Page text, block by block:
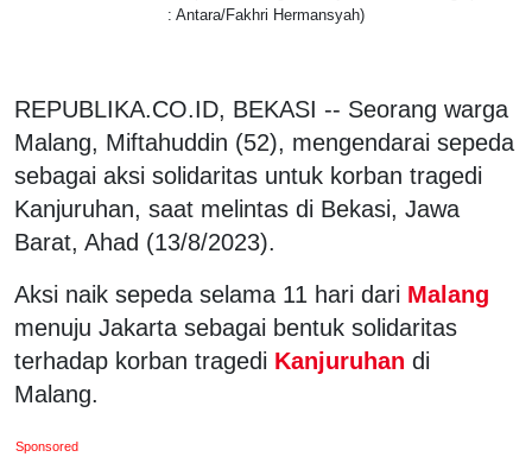
: Antara/Fakhri Hermansyah)
REPUBLIKA.CO.ID, BEKASI -- Seorang warga
Malang, Miftahuddin (52), mengendarai sepeda
sebagai aksi solidaritas untuk korban tragedi
Kanjuruhan, saat melintas di Bekasi, Jawa
Barat, Ahad (13/8/2023).
Aksi naik sepeda selama 11 hari dari Malang
menuju Jakarta sebagai bentuk solidaritas
terhadap korban tragedi Kanjuruhan di
Malang.
Sponsored